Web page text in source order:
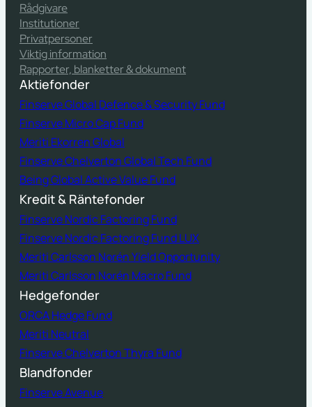
Rådgivare
Institutioner
Privatpersoner
Viktig information
Rapporter, blanketter & dokument
Aktiefonder
Finserve Global Defence & Security Fund
Finserve Micro Cap Fund
Meriti Ekorren Global
Finserve Chelverton Global Tech Fund
Being Global Active Value Fund
Kredit & Räntefonder
Finserve Nordic Factoring Fund
Finserve Nordic Factoring Fund LUX
Meriti Carlsson Norén Yield Opportunity
Meriti Carlsson Norén Macro Fund
Hedgefonder
ORCA Hedge Fund
Meriti Neutral
Finserve Chelverton Thyra Fund
Blandfonder
Finserve Avenue